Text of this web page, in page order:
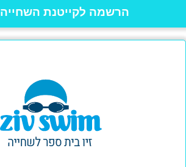
הרשמה לקייטנת השחייה 2026